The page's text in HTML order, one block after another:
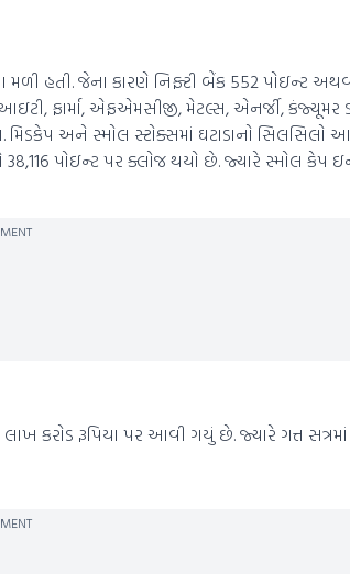
મળી હતી. જેના કારણે નિફ્ટી બેંક 552 પોઇન્ટ
ફાર્મા, એફએમસીજી, મેટલ્સ, એનર્જી,
અને સ્મોલ સ્ટોક્સમાં ઘટાડાનો સિલસિલો
38,116 પોઇન્ટ પર ક્લોજ થયો છે. જ્યારે સ્મોલ કેપ
કરોડ રૂપિયા પર આવી ગયું છે. જ્યારે ગત્ત સત્રમાં